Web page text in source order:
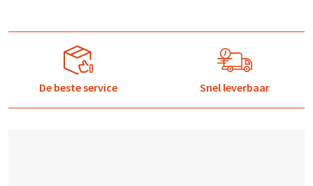
De beste service Snel leverbaar